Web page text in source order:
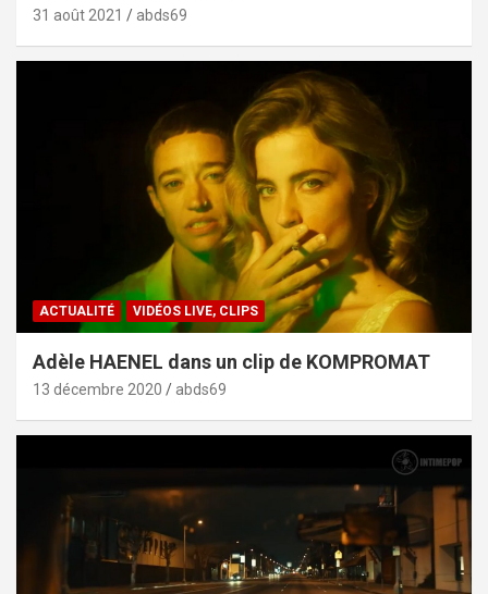
31 août 2021 abds69
ACTUALITÉ VIDÉOS LIVE, CLIPS
Adèle HAENEL dans un clip de KOMPROMAT
13 décembre 2020 abds69